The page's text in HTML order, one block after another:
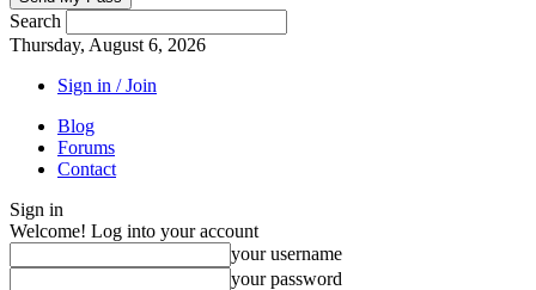
Search
Thursday, August 6, 2026
Sign in / Join
Blog
Forums
Contact
Sign in
Welcome! Log into your account
your username
your password